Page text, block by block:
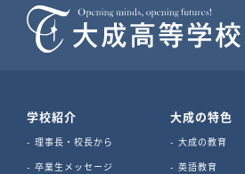
学校紹介
理事長・校長から
卒業生メッセージ
大成の特色
大成の教育
英語教育